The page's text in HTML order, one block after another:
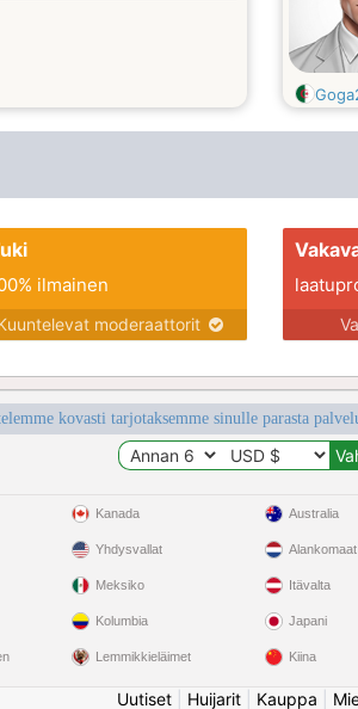
ilmainen
moderaattorit
kovasti tarjotaksemme sinulle parasta
Kanada
Yhdysvallat
Meksiko
Kolumbia
Lemmikkieläimet
Australia
Alankomaat
Itävalta
Japani
Kiina
Uutiset Huijarit Kauppa